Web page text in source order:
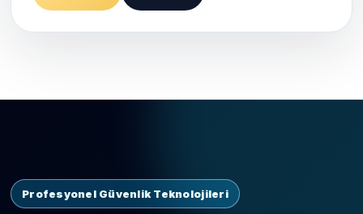
Profesyonel Güvenlik Teknolojileri